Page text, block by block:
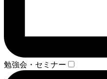
勉強会・セミナー